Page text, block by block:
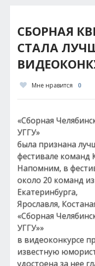
СБОРНАЯ
СТАЛА
Мне нравится 0
«Сборная
УГГУ»
была признана
фестивале команд
Напомним, в
около 20 команд
Екатеринбурга,
Ярославля,
«Сборная
УГГУ»»
в видеоконкурсе
известную
удостоена за нее